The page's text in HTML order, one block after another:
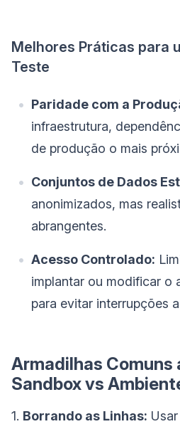
Melhores Práticas para
Teste
Paridade com a
infraestrutura,
de produção o mais
Conjuntos de Dados
anonimizados, mas
abrangentes.
Acesso Controlado:
implantar ou modificar o
para evitar interrupções
Armadilhas Comuns
Sandbox vs
1. Borrando as Linhas: